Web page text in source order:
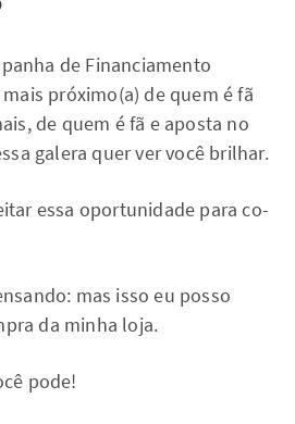
de Financiamento
próximo(a) de quem é fã
de quem é fã e aposta no
galera quer ver você brilhar.
essa oportunidade para co-
mas isso eu posso
da minha loja.
pode!